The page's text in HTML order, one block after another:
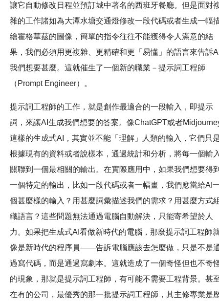
讓它自動修改日程並預訂城中著名的西班牙餐廳。但是面對
雜的工作諸如為大潭水塘交通燈修改一段代碼或者生成一幅
繪霍格華茲的圖像，簡單的指令往往不能獲得令人滿意的結
果，我們必須用更複雜、更精確和更「易懂」的語言來告訴
我們想要甚麼。這就催生了一個新的職業－提示詞工程師
（Prompt Engineer）。
提示詞工程師的工作，就是創作最適合的一段輸入，即提示
詞，來讓AI生成我們想要的答案。像ChatGPT或者
這樣的生成式AI，其實並不能「理解」人類的輸入，它們只
根據現有的資料或者說樣本，通過統計和分析，將每一個輸
關聯到一個最相關的輸出。在實際應用中，如果我們想要得
一個特定的輸出，比如一段代碼或者一幅畫，我們應當給AI
個甚麼樣的輸入？用甚麼詞彙描述我們的需求？用甚麼方式
織語言？這些問題無法通過電腦自動解決，只能寄希望於人
力。如果把生成式AI看做新時代的電腦，那麼提示詞工程師
像是新時代的程序員——告訴電腦應該去怎麼做，只是不是
過寫代碼，而是通過寫劇本。這就造成了一個奇怪但也不奇
的現象，那就是提示詞工程師，有可能不需要工程背景。甚
在有的公司，最優秀的那一批提示詞工程師，其主修專業是